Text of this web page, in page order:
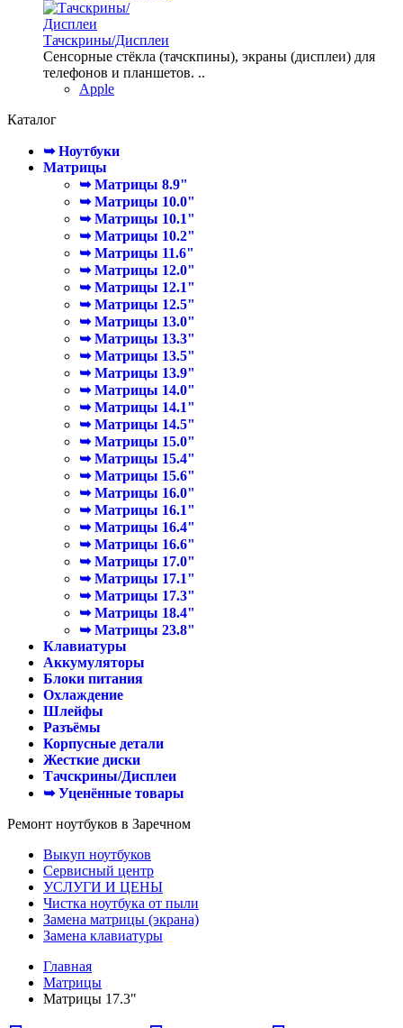
Тачскрины/Дисплеи
Сенсорные стёкла (тачскпины), экраны (дисплеи) для
телефонов и планшетов. ..
Apple
Каталог
➥ Ноутбуки
Матрицы
➥ Матрицы 8.9"
➥ Матрицы 10.0"
➥ Матрицы 10.1"
➥ Матрицы 10.2"
➥ Матрицы 11.6"
➥ Матрицы 12.0"
➥ Матрицы 12.1"
➥ Матрицы 12.5"
➥ Матрицы 13.0"
➥ Матрицы 13.3"
➥ Матрицы 13.5"
➥ Матрицы 13.9"
➥ Матрицы 14.0"
➥ Матрицы 14.1"
➥ Матрицы 14.5"
➥ Матрицы 15.0"
➥ Матрицы 15.4"
➥ Матрицы 15.6"
➥ Матрицы 16.0"
➥ Матрицы 16.1"
➥ Матрицы 16.4"
➥ Матрицы 16.6"
➥ Матрицы 17.0"
➥ Матрицы 17.1"
➥ Матрицы 17.3"
➥ Матрицы 18.4"
➥ Матрицы 23.8"
Клавиатуры
Аккумуляторы
Блоки питания
Охлаждение
Шлейфы
Разъёмы
Корпусные детали
Жесткие диски
Тачскрины/Дисплеи
➥ Уценённые товары
Ремонт ноутбуков в Заречном
Выкуп ноутбуков
Сервисный центр
УСЛУГИ И ЦЕНЫ
Чистка ноутбука от пыли
Замена матрицы (экрана)
Замена клавиатуры
Главная
Матрицы
Матрицы 17.3"